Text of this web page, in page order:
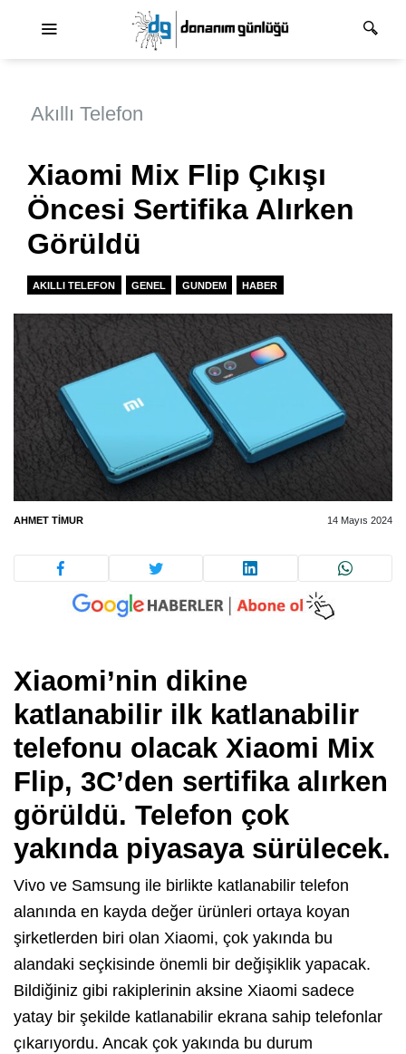
Akıllı Telefon
Xiaomi Mix Flip Çıkışı
Öncesi Sertifika Alırken
Görüldü
AKILLI TELEFON GENEL GUNDEM HABER
AHMET TIMUR 14 Mayıs 2024
Xiaomi’nin dikine
katlanabilir ilk katlanabilir
telefonu olacak Xiaomi Mix
Flip, 3C’den sertifika alırken
görüldü. Telefon çok
yakında piyasaya sürülecek.
Vivo ve Samsung ile birlikte katlanabilir telefon
alanında en kayda değer ürünleri ortaya koyan
şirketlerden biri olan Xiaomi, çok yakında bu
alandaki seçkisinde önemli bir değişiklik yapacak.
Bildiğiniz gibi rakiplerinin aksine Xiaomi sadece
yatay bir şekilde katlanabilir ekrana sahip telefonlar
çıkarıyordu. Ancak çok yakında bu durum